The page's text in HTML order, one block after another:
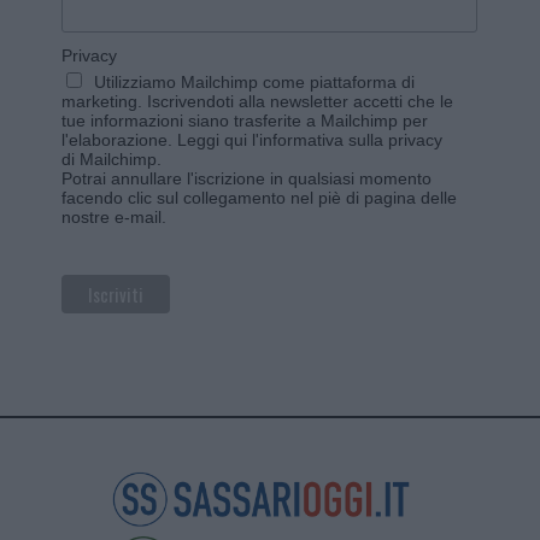
Privacy
Utilizziamo Mailchimp come piattaforma di
marketing. Iscrivendoti alla newsletter accetti che le
tue informazioni siano trasferite a Mailchimp per
l'elaborazione. Leggi qui l'informativa sulla privacy
di Mailchimp
Potrai annullare l'iscrizione in qualsiasi momento
facendo clic sul collegamento nel piè di pagina delle
nostre e-mail.